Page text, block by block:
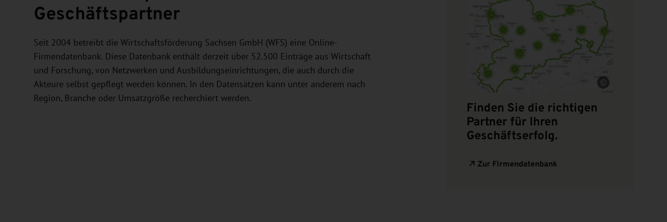
Geschäftspartner
Seit 2004 betreibt die Wirtschaftsförderung Sachsen GmbH (WFS) eine Online-
Firmendatenbank. Diese Datenbank enthält derzeit über 52.500 Einträge aus Wirtschaft
und Forschung, von Netzwerken und Ausbildungseinrichtungen, die auch durch die
Akteure selbst gepflegt werden können. In den Datensätzen kann unter anderem nach
Region, Branche oder Umsatzgröße recherchiert werden.
Finden Sie die richtigen
Partner für Ihren
Geschäftserfolg.
Zur Firmendatenbank
Quelle